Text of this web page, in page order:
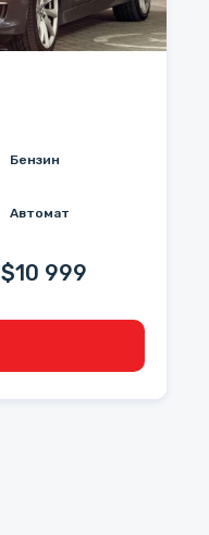
Бензин
Автомат
$10 999